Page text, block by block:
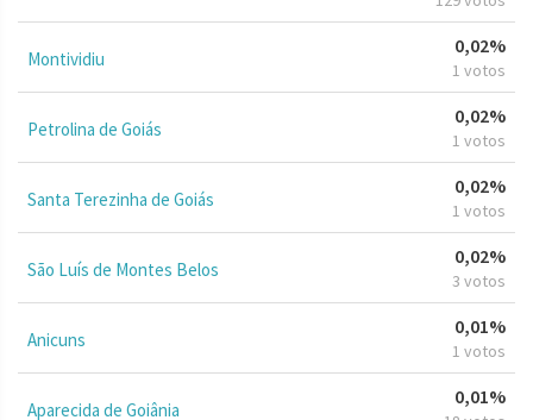
Montividiu
0,02%
1 votos
Petrolina de Goiás
0,02%
1 votos
Santa Terezinha de Goiás
0,02%
1 votos
São Luís de Montes Belos
0,02%
3 votos
Anicuns
0,01%
1 votos
Aparecida de Goiânia
0,01%